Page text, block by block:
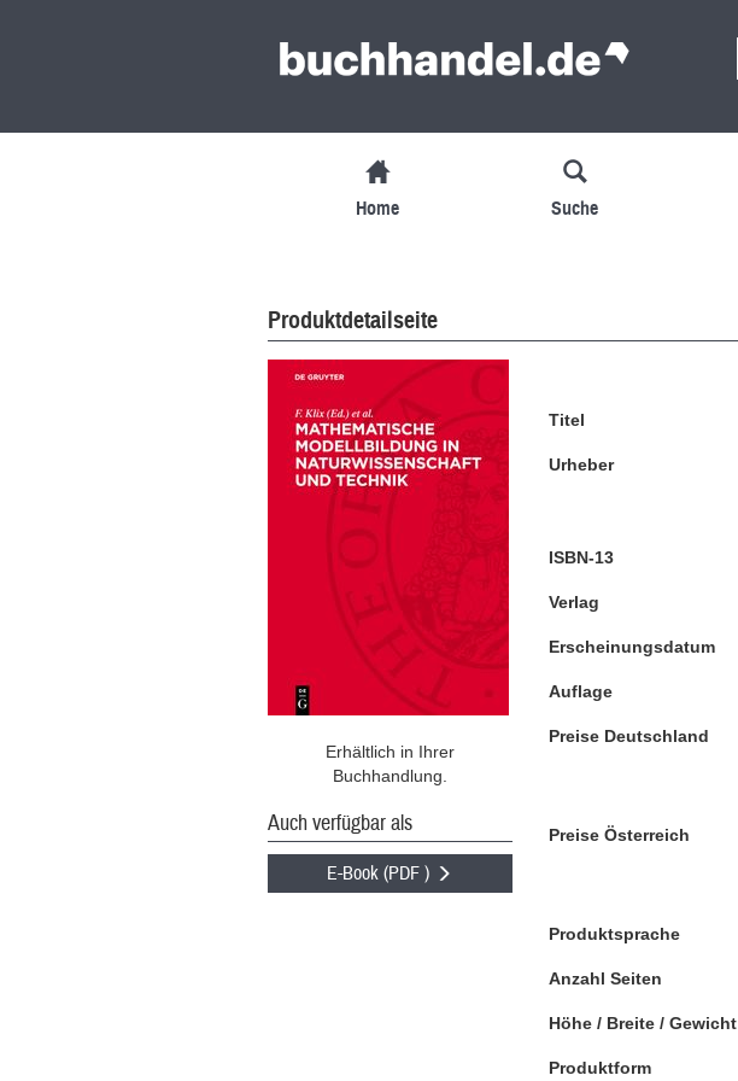
Home Suche
Produktdetailseite
Erhältlich in Ihrer
Buchhandlung.
Auch verfügbar als
E-Book (PDF )
Titel
Urheber
ISBN-13
Verlag
Erscheinungsdatum
Auflage
Preise Deutschland
Preise Österreich
Produktsprache
Anzahl Seiten
Höhe / Breite / Gewicht
Produktform